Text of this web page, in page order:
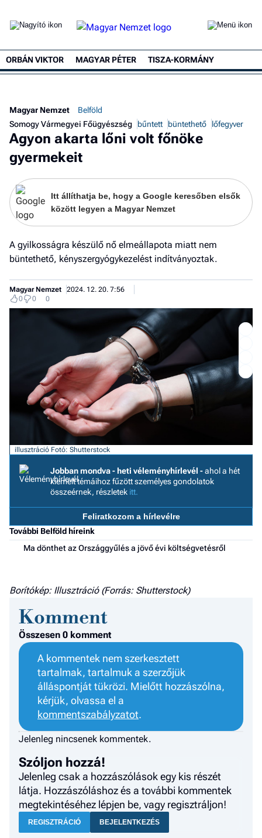
ORBÁN VIKTOR MAGYAR PÉTER TISZA-KORMÁNY
Magyar Nemzet
Belföld
Somogy Vármegyei Főügyészség
bűntett büntethető lőfegyver
Agyon akarta lőni volt főnöke
gyermekeit
Itt állíthatja be, hogy a Google keresőben elsők
között legyen a Magyar Nemzet
A gyilkosságra készülő nő elmeállapota miatt nem
büntethető, kényszergyógykezelést indítványoztak.
Magyar Nemzet
2024. 12. 20. 7:56
0
0 0
illusztráció Fotó: Shutterstock
Jobban mondva - heti véleményhírlevél -ahol a hét
kiemelt témáihoz fűzött személyes gondolatok
összeérnek, részletek itt.
Feliratkozom a hírlevélre
További Belföld híreink
Ma dönthet az Országgyűlés a jövő évi költségvetésről
Borítókép: Illusztráció (Forrás: Shutterstock)
Komment
Összesen 0 komment
A kommentek nem szerkesztett
tartalmak, tartalmuk a szerzőjük
álláspontját tükrözi. Mielőtt hozzászólna,
kérjük, olvassa el a
kommentszabályzatot.
Jelenleg nincsenek kommentek.
Szóljon hozzá!
Jelenleg csak a hozzászólások egy kis részét
látja. Hozzászóláshoz és a további kommentek
megtekintéséhez lépjen be, vagy regisztráljon!
REGISZTRÁCIÓ BEJELENTKEZÉS